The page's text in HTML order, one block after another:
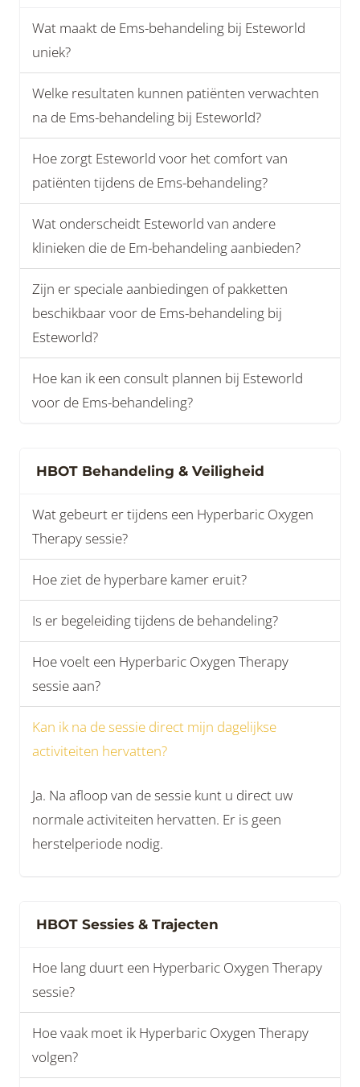
Wat maakt de Ems-behandeling bij Esteworld
uniek?
Welke resultaten kunnen patiënten verwachten
na de Ems-behandeling bij Esteworld?
Hoe zorgt Esteworld voor het comfort van
patiënten tijdens de Ems-behandeling?
Wat onderscheidt Esteworld van andere
klinieken die de Em-behandeling aanbieden?
Zijn er speciale aanbiedingen of pakketten
beschikbaar voor de Ems-behandeling bij
Esteworld?
Hoe kan ik een consult plannen bij Esteworld
voor de Ems-behandeling?
HBOT Behandeling & Veiligheid
Wat gebeurt er tijdens een Hyperbaric Oxygen
Therapy sessie?
Hoe ziet de hyperbare kamer eruit?
Is er begeleiding tijdens de behandeling?
Hoe voelt een Hyperbaric Oxygen Therapy
sessie aan?
Kan ik na de sessie direct mijn dagelijkse
activiteiten hervatten?
Ja. Na afloop van de sessie kunt u direct uw
normale activiteiten hervatten. Er is geen
herstelperiode nodig.
HBOT Sessies & Trajecten
Hoe lang duurt een Hyperbaric Oxygen Therapy
sessie?
Hoe vaak moet ik Hyperbaric Oxygen Therapy
volgen?